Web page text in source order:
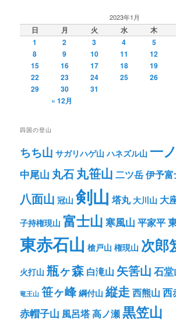
2023年1月
日 月 火 水 木
1
2 3 4 5
8
9 10 11 12
15
16 17 18 19
22
23 24 25 26
29
30
31
« 12月
四国の登山
ちち山 サガリハゲ山 ハネズル山 一
中尾山 丸石丸笹山 二ツ岳伊予
八面山 冠山 剣山 塔丸 大川山 大
子持権現山 富士山 寒風山 平家平
東赤石山 槍戸山 権現山 次郎
火打山 瓶ヶ森 白滝山 矢筈山 石堂
竜王山 笹ヶ峰 綱付山 縦走 西熊山 西
赤帽子山 風呂塔高ノ瀬黒笠山